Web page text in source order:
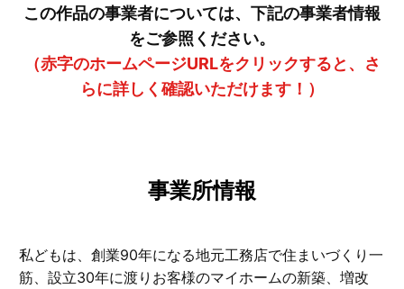
この作品の事業者については、下記の事業者情報
をご参照ください。
（赤字のホームページURLをクリックすると、さ
らに詳しく確認いただけます！）
事業所情報
私どもは、創業90年になる地元工務店で住まいづくり一
筋、設立30年に渡りお客様のマイホームの新築、増改